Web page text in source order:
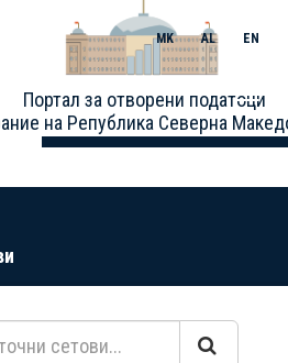
Портал за отворени податоци
на Република Северна
MK AL EN
Toggle